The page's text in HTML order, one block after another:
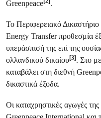
Greenpeace
.
Το Περιφερειακό
Energy Transfer προθεσμία
υπεράσπισή της επί της
ολλανδικού δικαίου[3]. Στο
καταβάλει στη διεθνή
δικαστικά έξοδα.
Οι καταχρηστικές αγωγές